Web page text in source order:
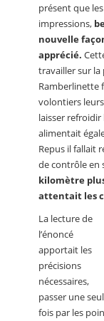
présent que
impressions,
nouvelle
apprécié.
travailler sur la
Ramberlinette
volontiers
laisser refroidir
alimentait
Repus il fallait
de contrôle en
kilomètre
attentait les
La lecture de
l’énoncé
apportait les
précisions
nécessaires,
passer une
fois par les